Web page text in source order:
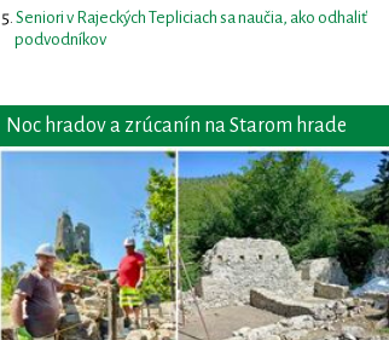
Seniori v Rajeckých Tepliciach sa naučia, ako odhaliť
podvodníkov
Noc hradov a zrúcanín na Starom hrade